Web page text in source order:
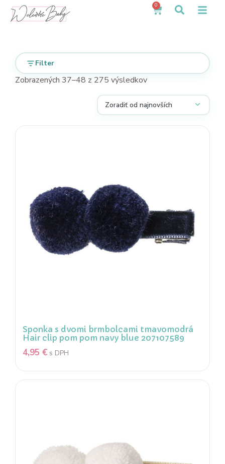
0
Filter
Zobrazených 37–48 z 275 výsledkov
Sponka s dvomi brmbolcami tmavomodrá
Hair clip pom pom navy blue 207107589
4,95 € s DPH